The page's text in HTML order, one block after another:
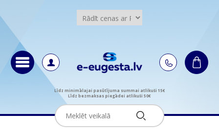
Līdz minimālajai pasūtījuma summai atlikuši 15€
Līdz bezmaksas piegādei atlikuši 50€